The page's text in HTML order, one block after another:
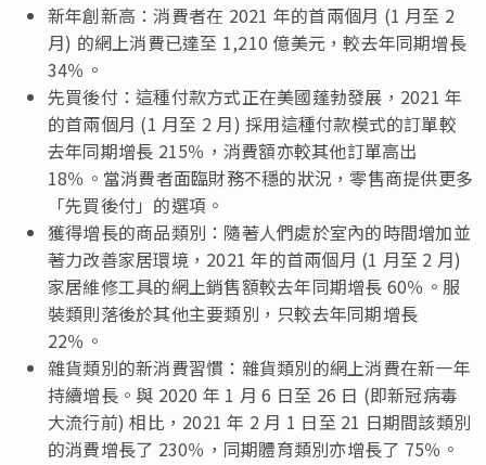
新年創新高：消費者在 2021 年的首兩個月 (1 月至 2
月) 的網上消費已達至 1,210 億美元，較去年同期增長
34％。
先買後付：這種付款方式正在美國蓬勃發展，2021 年
的首兩個月 (1 月至 2 月) 採用這種付款模式的訂單較
去年同期增長 215％，消費額亦較其他訂單高出
18％。當消費者面臨財務不穩的狀況，零售商提供更多
「先買後付」的選項。
獲得增長的商品類別：隨著人們處於室內的時間增加並
著力改善家居環境，2021 年的首兩個月 (1 月至 2 月)
家居維修工具的網上銷售額較去年同期增長 60％。服
裝類則落後於其他主要類別，只較去年同期增長
22％。
雜貨類別的新消費習慣：雜貨類別的網上消費在新一年
持續增長。與 2020 年 1 月 6 日至 26 日 (即新冠病毒
大流行前) 相比，2021 年 2 月 1 日至 21 日期間該類別
的消費增長了 230％，同期體育類別亦增長了 75％。